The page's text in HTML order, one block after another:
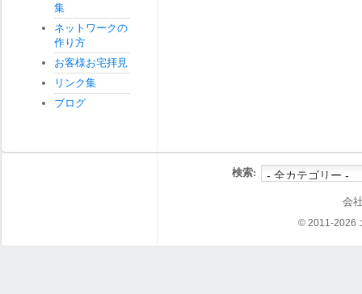
集
ネットワークの
作り方
お客様お宅拝見
リンク集
ブログ
検索:
会
© 2011-2026